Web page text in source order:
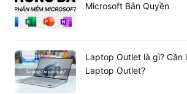
Microsoft Bản Quyền
Laptop Outlet là gì? Cần
Laptop Outlet?